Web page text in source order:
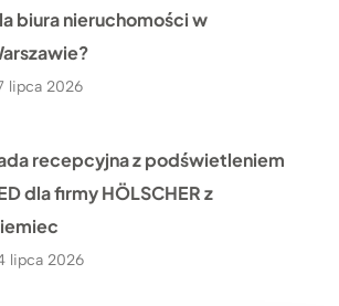
biura nieruchomości w
lipca 2026
recepcyjna z podświetleniem
dla firmy HÖLSCHER z
lipca 2026